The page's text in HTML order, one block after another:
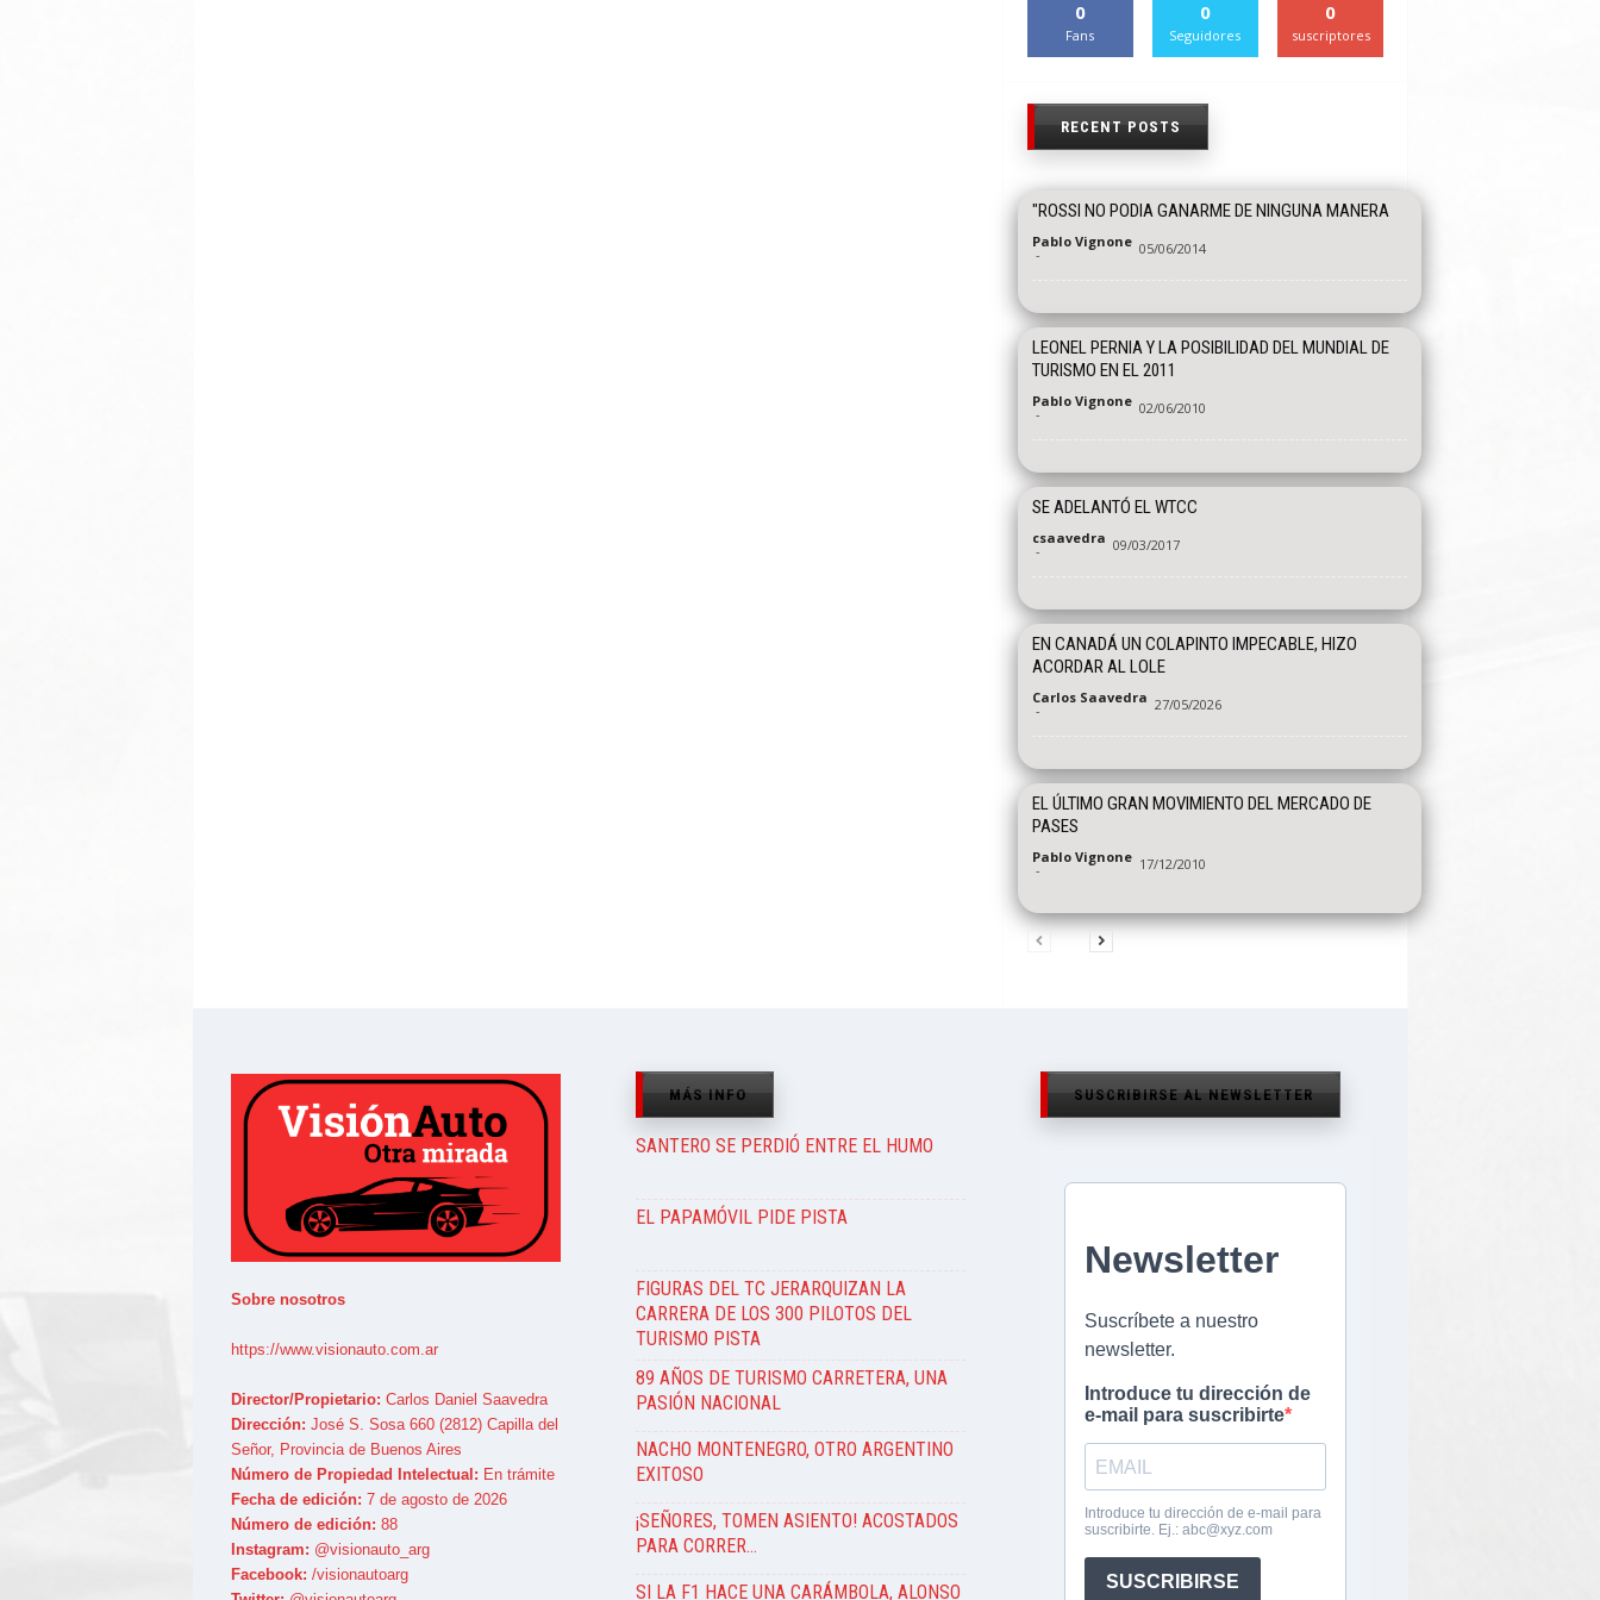
0
Fans
0
Seguidores
0
suscriptores
RECENT POSTS
"ROSSI NO PODIA GANARME DE NINGUNA MANERA
Pablo Vignone
- 05/06/2014
LEONEL PERNIA Y LA POSIBILIDAD DEL MUNDIAL DE
TURISMO EN EL 2011
Pablo Vignone
- 02/06/2010
SE ADELANTÓ EL WTCC
csaavedra
- 09/03/2017
EN CANADÁ UN COLAPINTO IMPECABLE, HIZO
ACORDAR AL LOLE
Carlos Saavedra
- 27/05/2026
EL ÚLTIMO GRAN MOVIMIENTO DEL MERCADO DE
PASES
Pablo Vignone
- 17/12/2010
Sobre nosotros
https://www.visionauto.com.ar
Director/Propietario: Carlos Daniel Saavedra
Dirección: José S. Sosa 660 (2812) Capilla del
Señor, Provincia de Buenos Aires
Número de Propiedad Intelectual: En trámite
Fecha de edición: 7 de agosto de 2026
Número de edición: 88
Instagram: @visionauto_arg
Facebook: /visionautoarg
MÁS INFO
SANTERO SE PERDIÓ ENTRE EL HUMO
EL PAPAMÓVIL PIDE PISTA
FIGURAS DEL TC JERARQUIZAN LA
CARRERA DE LOS 300 PILOTOS DEL
TURISMO PISTA
89 AÑOS DE TURISMO CARRETERA, UNA
PASIÓN NACIONAL
NACHO MONTENEGRO, OTRO ARGENTINO
EXITOSO
¡SEÑORES, TOMEN ASIENTO! ACOSTADOS
PARA CORRER…
SI LA F1 HACE UNA CARÁMBOLA, ALONSO
SUSCRIBIRSE AL NEWSLETTER